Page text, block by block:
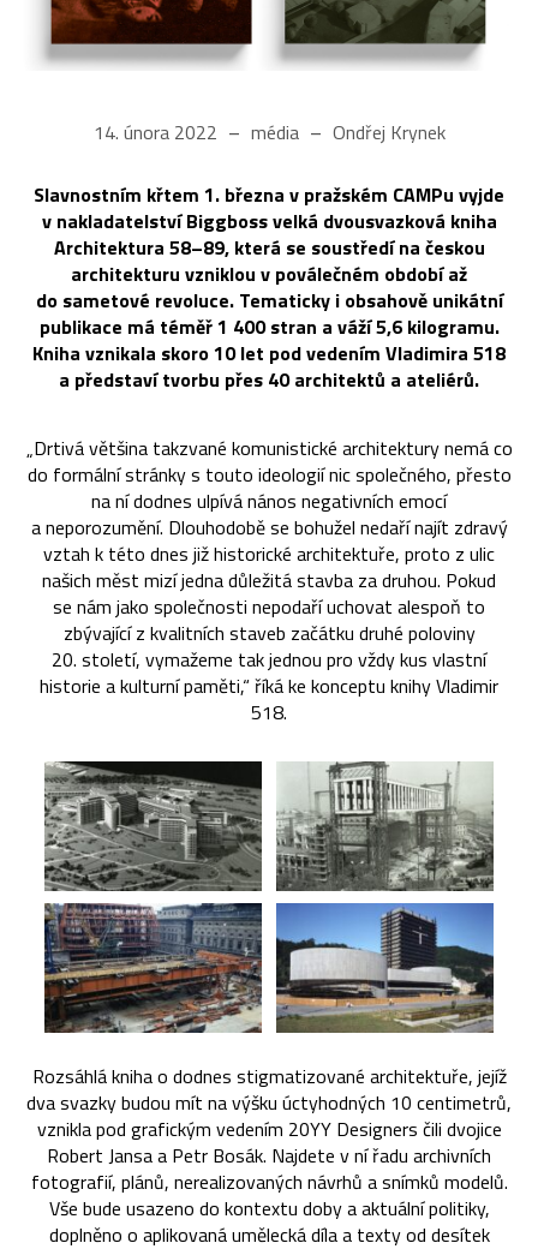
14. února 2022 média Ondřej Krynek
Slavnostním křtem 1. března v pražském CAMPu vyjde
v nakladatelství Biggboss velká dvousvazková kniha
Architektura 58–89, která se soustředí na českou
architekturu vzniklou v poválečném období až
do sametové revoluce. Tematicky i obsahově unikátní
publikace má téměř 1 400 stran a váží 5,6 kilogramu.
Kniha vznikala skoro 10 let pod vedením Vladimira 518
a představí tvorbu přes 40 architektů a ateliérů.
„Drtivá většina takzvané komunistické architektury nemá co
do formální stránky s touto ideologií nic společného, přesto
na ní dodnes ulpívá nános negativních emocí
a neporozumění. Dlouhodobě se bohužel nedaří najít zdravý
vztah k této dnes již historické architektuře, proto z ulic
našich měst mizí jedna důležitá stavba za druhou. Pokud
se nám jako společnosti nepodaří uchovat alespoň to
zbývající z kvalitních staveb začátku druhé poloviny
20. století, vymažeme tak jednou pro vždy kus vlastní
historie a kulturní paměti,“ říká ke konceptu knihy Vladimir
518.
Rozsáhlá kniha o dodnes stigmatizované architektuře, jejíž
dva svazky budou mít na výšku úctyhodných 10 centimetrů,
vznikla pod grafickým vedením 20YY Designers čili dvojice
Robert Jansa a Petr Bosák. Najdete v ní řadu archivních
fotografií, plánů, nerealizovaných návrhů a snímků modelů.
Vše bude usazeno do kontextu doby a aktuální politiky,
doplněno o aplikovaná umělecká díla a texty od desítek